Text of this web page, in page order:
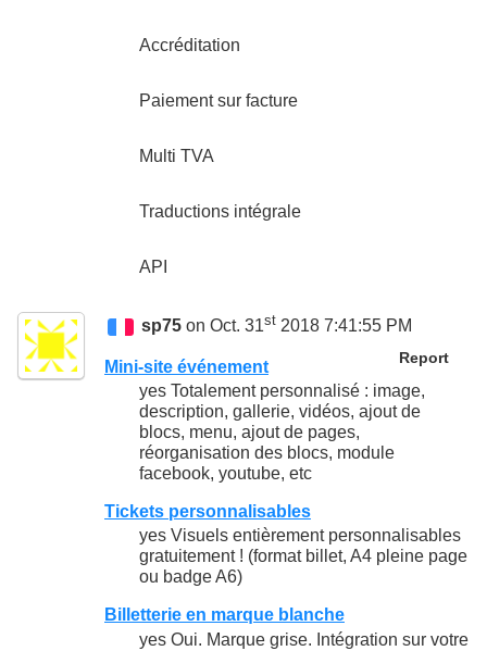
Accréditation
Paiement sur facture
Multi TVA
Traductions intégrale
API
sp75 on Oct. 31st 2018 7:41:55 PM
Report
Mini-site événement
yes Totalement personnalisé : image,
description, gallerie, vidéos, ajout de
blocs, menu, ajout de pages,
réorganisation des blocs, module
facebook, youtube, etc
Tickets personnalisables
yes Visuels entièrement personnalisables
gratuitement ! (format billet, A4 pleine page
ou badge A6)
Billetterie en marque blanche
yes Oui. Marque grise. Intégration sur votre